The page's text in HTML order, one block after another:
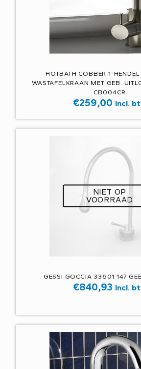
HOTBATH COBBER 1-
WASTAFELKRAAN MET GEB.
CB004CR
€259,00 Incl.
NIET OP
VOORRAAD
GESSI GOCCIA 33601 147
€840,93 Incl.